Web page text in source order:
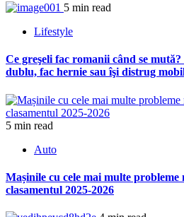
5 min read
Lifestyle
Ce greşeli fac romanii când se
dublu, fac hernie sau îşi distrug
5 min read
Auto
Mașinile cu cele mai multe probleme
clasamentul 2025-2026